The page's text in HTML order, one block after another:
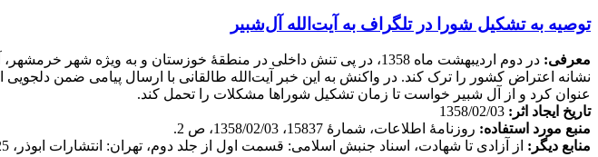
توصیه به تشکیل شورا در تلگراف به آیت‌الله آل‌شبیر
معرفی:
در دوم اردیبهشت ماه 1358، در پی تنش داخلی در منطقۀ خوزستان و به
نشانه اعتراض کشور را ترک کند. در واکنش به این خبر آیت‌الله طالقانی با ارسال پیامی ضمن
عنوان کرد و از آل شبیر خواست تا زمان تشکیل شوراها مشکلات را تحمل کند.
تاریخ ایجاد اثر: 1358/02/03
منبع مورد استفاده: روزنامۀ اطلاعات، شمارۀ 15837، 1358/02/03، ص 2.
منابع دیگر: از آزادی تا شهادت، اسناد جنبش اسلامی: قسمت اول از جلد دوم، تهران: انتشارات ابوذر، 25 مهر 1358، ص 150.